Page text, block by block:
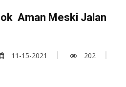
Aman Meski Jalan
11-15-2021
202